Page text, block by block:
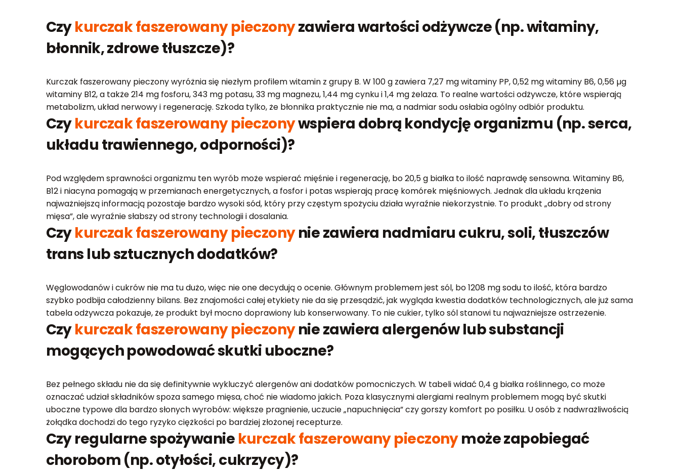
Czykurczak faszerowany pieczonyzawiera wartości odżywcze (np. witaminy,
błonnik, zdrowe tłuszcze)?
Kurczak faszerowany pieczony wyróżnia się niezłym profilem witamin z grupy B. W 100 g zawiera 7,27 mg witaminy PP, 0,52 mg witaminy B6, 0,56 µg
witaminy B12, a także 214 mg fosforu, 343 mg potasu, 33 mg magnezu, 1,44 mg cynku i 1,4 mg żelaza. To realne wartości odżywcze, które wspierają
metabolizm, układ nerwowy i regenerację. Szkoda tylko, że błonnika praktycznie nie ma, a nadmiar sodu osłabia ogólny odbiór produktu.
Czykurczak faszerowany pieczonywspiera dobrą kondycję organizmu (np. serca,
układu trawiennego, odporności)?
Pod względem sprawności organizmu ten wyrób może wspierać mięśnie i regenerację, bo 20,5 g białka to ilość naprawdę sensowna. Witaminy B6,
B12 i niacyna pomagają w przemianach energetycznych, a fosfor i potas wspierają pracę komórek mięśniowych. Jednak dla układu krążenia
najważniejszą informacją pozostaje bardzo wysoki sód, który przy częstym spożyciu działa wyraźnie niekorzystnie. To produkt „dobry od strony
mięsa”, ale wyraźnie słabszy od strony technologii i dosalania.
Czykurczak faszerowany pieczonynie zawiera nadmiaru cukru, soli, tłuszczów
trans lub sztucznych dodatków?
Węglowodanów i cukrów nie ma tu dużo, więc nie one decydują o ocenie. Głównym problemem jest sól, bo 1208 mg sodu to ilość, która bardzo
szybko podbija całodzienny bilans. Bez znajomości całej etykiety nie da się przesądzić, jak wygląda kwestia dodatków technologicznych, ale już sama
tabela odżywcza pokazuje, że produkt był mocno doprawiony lub konserwowany. To nie cukier, tylko sól stanowi tu najważniejsze ostrzeżenie.
Czykurczak faszerowany pieczonynie zawiera alergenów lub substancji
mogących powodować skutki uboczne?
Bez pełnego składu nie da się definitywnie wykluczyć alergenów ani dodatków pomocniczych. W tabeli widać 0,4 g białka roślinnego, co może
oznaczać udział składników spoza samego mięsa, choć nie wiadomo jakich. Poza klasycznymi alergiami realnym problemem mogą być skutki
uboczne typowe dla bardzo słonych wyrobów: większe pragnienie, uczucie „napuchnięcia” czy gorszy komfort po posiłku. U osób z nadwrażliwością
żołądka dochodzi do tego ryzyko ciężkości po bardziej złożonej recepturze.
Czy regularne spożywanie kurczak faszerowany pieczonymoże zapobiegać
chorobom (np. otyłości, cukrzycy)?